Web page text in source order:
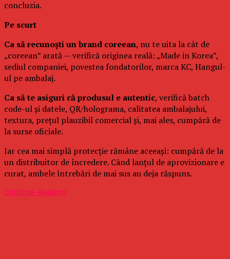
concluzia.
Pe scurt
Ca să recunoști un brand coreean, nu te uita la cât de
„coreean” arată — verifică originea reală: „Made in Korea”,
sediul companiei, povestea fondatorilor, marca KC, Hangul-
ul pe ambalaj.
Ca să te asiguri că produsul e autentic, verifică batch
code-ul și datele, QR/holograma, calitatea ambalajului,
textura, prețul plauzibil comercial și, mai ales, cumpără de
la surse oficiale.
Iar cea mai simplă protecție rămâne aceeași: cumpără de la
un distribuitor de încredere. Când lanțul de aprovizionare e
curat, ambele întrebări de mai sus au deja răspuns.
Continue Reading